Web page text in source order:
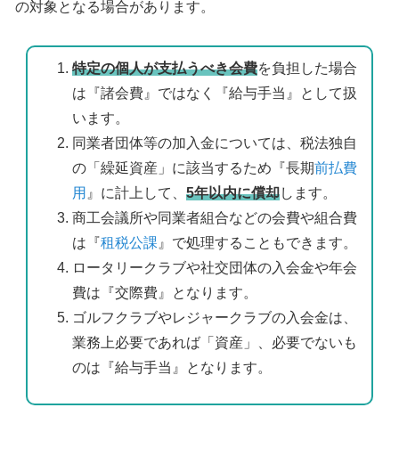
の対象となる場合があります。
特定の個人が支払うべき会費を負担した場合
は『諸会費』ではなく『給与手当』として扱
います。
同業者団体等の加入金については、税法独自
の「繰延資産」に該当するため『長期前払費
用 』に計上して、5年以内に償却します。
商工会議所や同業者組合などの会費や組合費
は『租税公課 』で処理することもできます。
ロータリークラブや社交団体の入会金や年会
費は『交際費』となります。
ゴルフクラブやレジャークラブの入会金は、
業務上必要であれば「資産」、必要でないも
のは『給与手当』となります。